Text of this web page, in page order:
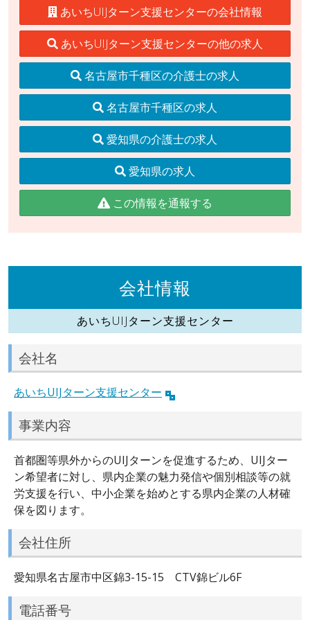
あいちUIJターン支援センターの会社情報
あいちUIJターン支援センターの他の求人
名古屋市千種区の介護士の求人
名古屋市千種区の求人
愛知県の介護士の求人
愛知県の求人
この情報を通報する
会社情報
あいちUIJターン支援センター
会社名
あいちUIJターン支援センター
事業内容
首都圏等県外からのUIJターンを促進するため、UIJター
ン希望者に対し、県内企業の魅力発信や個別相談等の就
労支援を行い、中小企業を始めとする県内企業の人材確
保を図ります。
会社住所
愛知県名古屋市中区錦3-15-15 CTV錦ビル6F
電話番号